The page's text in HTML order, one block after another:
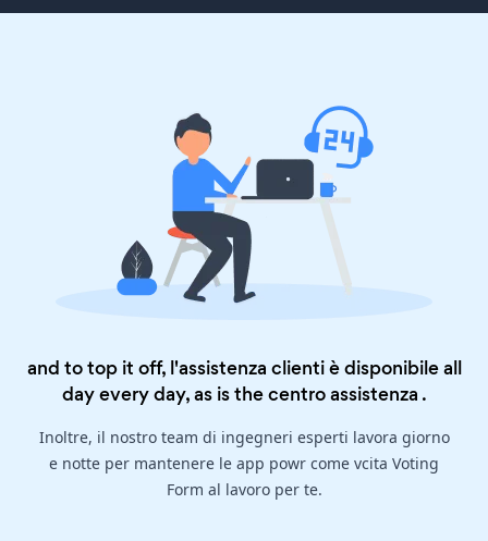
and to top it off, l'assistenza clienti è disponibile all
day every day, as is thecentro assistenza .
Inoltre, il nostro team di ingegneri esperti lavora giorno
e notte per mantenere le app powr come vcita Voting
Form al lavoro per te.